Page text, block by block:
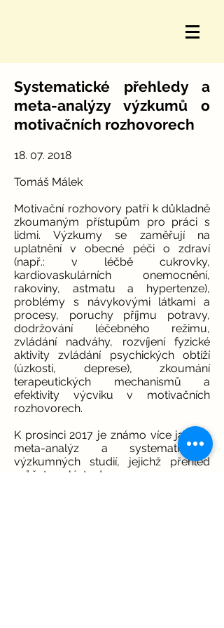
Systematické přehledy a
meta-analýzy výzkumů o
motivačních rozhovorech
18. 07. 2018
Tomáš Málek
Motivační rozhovory patří k důkladně
zkoumaným přístupům pro práci s
lidmi. Výzkumy se zaměřují na
uplatnění v obecné péči o zdraví
(např.: v léčbě cukrovky,
kardiovaskulárních onemocnění,
rakoviny, astmatu a hypertenze),
problémy s návykovými látkami a
procesy, poruchy příjmu potravy,
dodržování léčebného režimu,
zvládání nadváhy, rozvíjení fyzické
aktivity zvládání psychických obtíží
(úzkosti, deprese), zkoumání
terapeutických mechanismů a
efektivity výcviku v motivačních
rozhovorech.
K prosinci 2017 je známo více jak sto
meta-analýz a systematických
výzkumných studií, jejichž přehled
můžete nalézt zde: